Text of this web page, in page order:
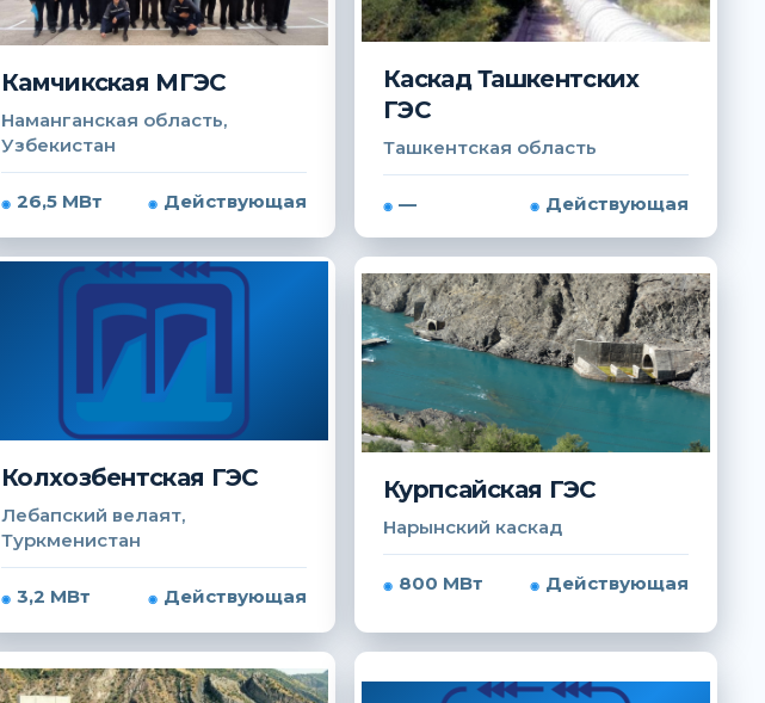
Камчикская МГЭС
Наманганская область,
Узбекистан
26,5 МВт Действующая
Каскад Ташкентских
ГЭС
Ташкентская область
— Действующая
Колхозбентская ГЭС
Лебапский велаят,
Туркменистан
3,2 МВт Действующая
Курпсайская ГЭС
Нарынский каскад
800 МВт Действующая